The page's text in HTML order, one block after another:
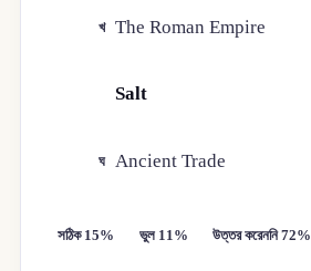
খ The Roman Empire
Salt
ঘ Ancient Trade
সঠিক 15% ভুল 11% উত্তর করেননি 72%